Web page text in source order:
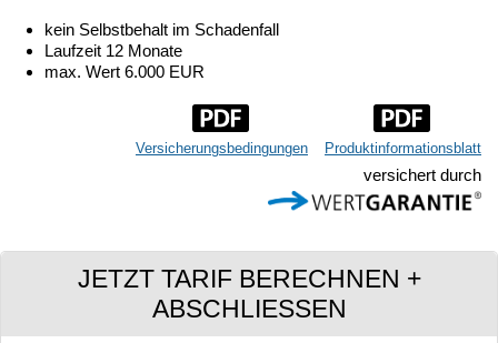
kein Selbstbehalt im Schadenfall
Laufzeit 12 Monate
max. Wert 6.000 EUR
Produktinformationsblatt
Versicherungsbedingungen
versichert durch
JETZT TARIF BERECHNEN +
ABSCHLIESSEN